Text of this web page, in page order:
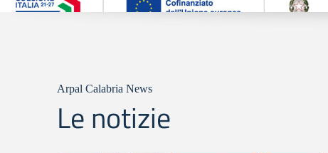
Arpal Calabria News
Le notizie